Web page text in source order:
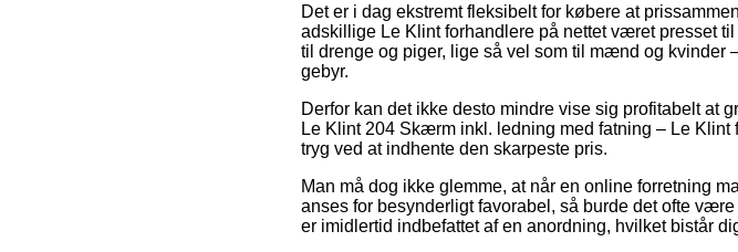
Det er i dag ekstremt fleksibelt for købere at
adskillige Le Klint forhandlere på nettet været presset
til drenge og piger, lige så vel som til mænd og kvinder
gebyr.
Derfor kan det ikke desto mindre vise sig profitabelt at
Le Klint 204 Skærm inkl. ledning med fatning – Le
tryg ved at indhente den skarpeste pris.
Man må dog ikke glemme, at når en online forretning
anses for besynderligt favorabel, så burde det ofte
er imidlertid indbefattet af en anordning, hvilket bistår